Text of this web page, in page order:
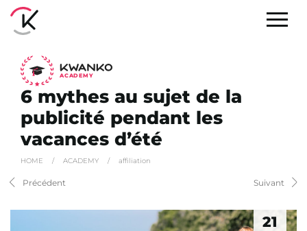
ACADEMY
6 mythes au sujet de la
publicité pendant les
vacances d’été
HOME / ACADEMY / affiliation
Précédent Suivant
21